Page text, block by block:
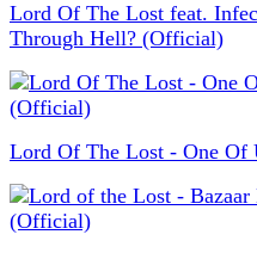
Lord Of The Lost feat.
Through Hell? (Official)
Lord Of The Lost - One